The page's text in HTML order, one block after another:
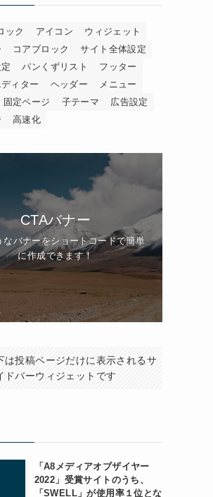
ック アイコン
ウィジェット
コアブロック
サイト全体設定
パンくずリスト
フッター
ィター
ヘッダー
メニュー
固定ページ 子テーマ
広告設定
高速化
CTAバナー
なバナーをショートコードで簡単
に作成できます！
は投稿ページだけに表示されるサ
ドバーウィジェットです
「A8メディアオブザイヤー
2022」受賞サイトのうち、
「SWELL」が使用率１位とな